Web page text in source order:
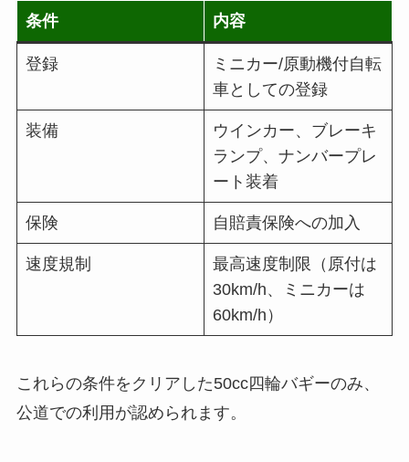
条件 内容
登録
ミニカー/原動機付自転
車としての登録
装備
ウインカー、ブレーキ
ランプ、ナンバープレ
ート装着
保険 自賠責保険への加入
速度規制
最高速度制限（原付は
30km/h、ミニカーは
60km/h）
これらの条件をクリアした50cc四輪バギーのみ、
公道での利用が認められます。